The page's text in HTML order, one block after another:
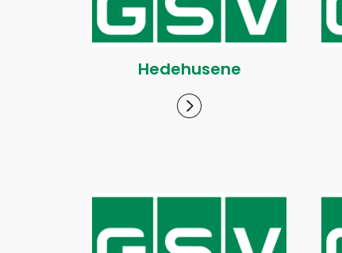
Hedehusene